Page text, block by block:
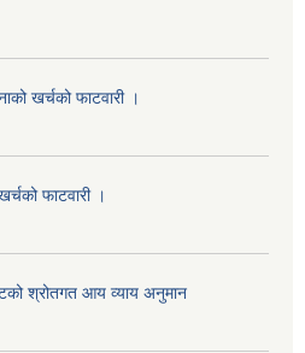
खर्चको फाटवारी ।
फाटवारी ।
श्रोतगत आय व्याय अनुमान